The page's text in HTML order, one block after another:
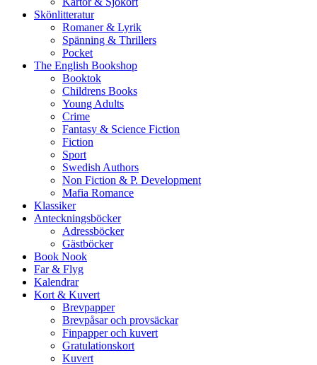
Skönlitteratur
Romaner & Lyrik
Spänning & Thrillers
Pocket
The English Bookshop
Booktok
Childrens Books
Young Adults
Crime
Fantasy & Science Fiction
Fiction
Sport
Swedish Authors
Non Fiction & P. Development
Mafia Romance
Klassiker
Anteckningsböcker
Adressböcker
Gästböcker
Book Nook
Far & Flyg
Kalendrar
Kort & Kuvert
Brevpapper
Brevpåsar och provsäckar
Finpapper och kuvert
Gratulationskort
Kuvert